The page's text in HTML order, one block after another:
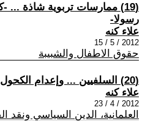
(19) ممارسات تربوية شاذة ...
رسولا-
علاء كنه
2012 / 5 / 15
حقوق الاطفال والشبيبة
(20) السلفيين ... وإعدام الكحول
علاء كنه
2012 / 4 / 23
العلمانية، الدين السياسي ونقد